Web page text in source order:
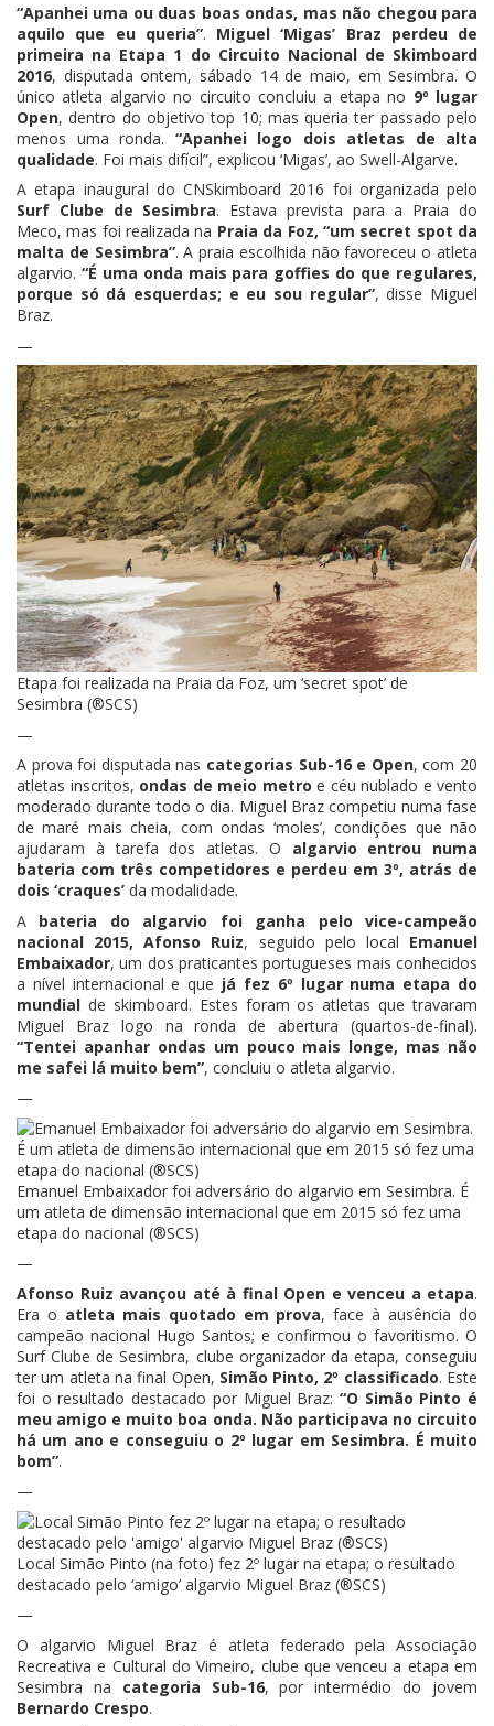
“Apanhei uma ou duas boas ondas, mas não chegou para
aquilo que eu queria”. Miguel ‘Migas’ Braz perdeu de
primeira na Etapa 1 do Circuito Nacional de Skimboard
2016, disputada ontem, sábado 14 de maio, em Sesimbra. O
único atleta algarvio no circuito concluiu a etapa no 9º lugar
Open, dentro do objetivo top 10; mas queria ter passado pelo
menos uma ronda. “Apanhei logo dois atletas de alta
qualidade. Foi mais difícil”, explicou ‘Migas’, ao Swell-Algarve.
A etapa inaugural do CNSkimboard 2016 foi organizada pelo
Surf Clube de Sesimbra. Estava prevista para a Praia do
Meco, mas foi realizada na Praia da Foz, “um secret spot da
malta de Sesimbra”. A praia escolhida não favoreceu o atleta
algarvio. “É uma onda mais para goffies do que regulares,
porque só dá esquerdas; e eu sou regular”, disse Miguel
Braz.
—
Etapa foi realizada na Praia da Foz, um ‘secret spot’ de
Sesimbra (®SCS)
—
A prova foi disputada nas categorias Sub-16 e Open, com 20
atletas inscritos, ondas de meio metro e céu nublado e vento
moderado durante todo o dia. Miguel Braz competiu numa fase
de maré mais cheia, com ondas ‘moles’, condições que não
ajudaram à tarefa dos atletas. O algarvio entrou numa
bateria com três competidores e perdeu em 3º, atrás de
dois ‘craques’ da modalidade.
A bateria do algarvio foi ganha pelo vice-campeão
nacional 2015, Afonso Ruiz, seguido pelo local Emanuel
Embaixador, um dos praticantes portugueses mais conhecidos
a nível internacional e que já fez 6º lugar numa etapa do
mundial de skimboard. Estes foram os atletas que travaram
Miguel Braz logo na ronda de abertura (quartos-de-final).
“Tentei apanhar ondas um pouco mais longe, mas não
me safei lá muito bem”, concluiu o atleta algarvio.
—
Emanuel Embaixador foi adversário do algarvio em Sesimbra. É
um atleta de dimensão internacional que em 2015 só fez uma
etapa do nacional (®SCS)
—
Afonso Ruiz avançou até à final Open e venceu a etapa.
Era o atleta mais quotado em prova, face à ausência do
campeão nacional Hugo Santos; e confirmou o favoritismo. O
Surf Clube de Sesimbra, clube organizador da etapa, conseguiu
ter um atleta na final Open, Simão Pinto, 2º classificado. Este
foi o resultado destacado por Miguel Braz: “O Simão Pinto é
meu amigo e muito boa onda. Não participava no circuito
há um ano e conseguiu o 2º lugar em Sesimbra. É muito
bom”.
—
Local Simão Pinto (na foto) fez 2º lugar na etapa; o resultado
destacado pelo ‘amigo’ algarvio Miguel Braz (®SCS)
—
O algarvio Miguel Braz é atleta federado pela Associação
Recreativa e Cultural do Vimeiro, clube que venceu a etapa em
Sesimbra na categoria Sub-16, por intermédio do jovem
Bernardo Crespo.